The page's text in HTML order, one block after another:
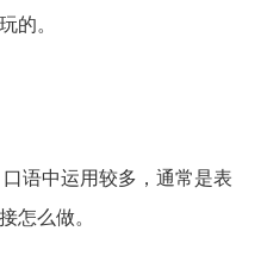
的。
语中运用较多，通常是表
怎么做。